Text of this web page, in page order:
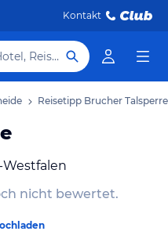
Kontakt
Hotel, Reiseziel
Reisetipp Brucher Talsperre
nicht bewertet.